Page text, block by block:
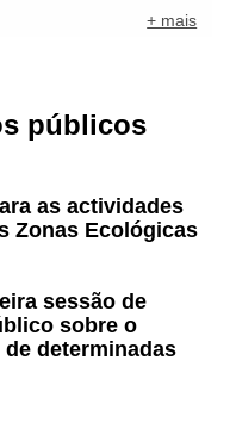
+ mais
públicos
as actividades
Zonas Ecológicas
sessão de
sobre o
determinadas